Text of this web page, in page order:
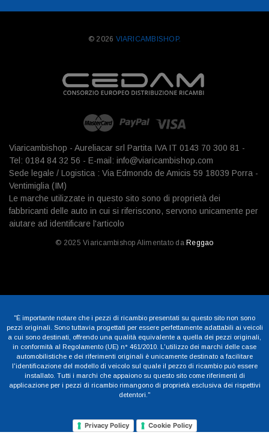
© 2026 VIARICAMBISHOP.
Viaricambishop - Aureliacar srl Partita IVA IT 0143 70 300 81 -
Tel: 0184 84 32 56 - E-mail: info@viaricambishop.com
Sede legale / Logistica : Via Edmondo de Amicis 59 18039 Porra -
Ventimiglia (IM)
Le marche utilizzate in questo sito sono di proprietà dei
fabbricanti delle auto in cui si riferiscono, servono unicamente per
aiutare ad identificare l'articolo
© 2025 Viaricambishop Alimentato daReggao
"È importante notare che i pezzi di ricambio presentati su questo sito non sono
pezzi originali. Sono tuttavia progettati per essere perfettamente adattabili ai veicoli
a cui sono destinati, offrendo una qualità equivalente a quella dei pezzi originali,
in conformità al Regolamento (UE) n° 461/2010. L'utilizzo dei marchi delle case
automobilistiche e dei riferimenti originali è unicamente destinato a facilitare
l'identificazione del modello di veicolo sul quale il pezzo di ricambio può essere
installato. Tutti i marchi che appaiono su questo sito come riferimenti di
applicazione per i pezzi di ricambio rimangono di proprietà esclusiva dei rispettivi
detentori."
Privacy Policy Cookie Policy